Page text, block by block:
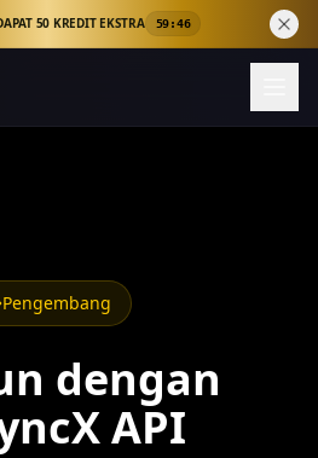
50 KREDIT EKSTRA 59:45
Pengembang
dengan
API